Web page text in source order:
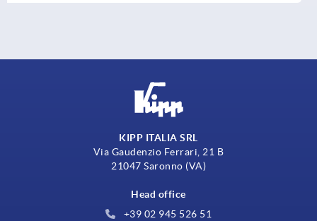
KIPP ITALIA SRL
Via Gaudenzio Ferrari, 21 B
21047 Saronno (VA)
Head office
+39 02 945 526 51